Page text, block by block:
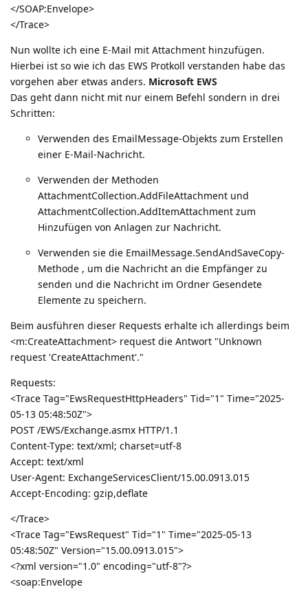
</SOAP:Envelope>
</Trace>
Nun wollte ich eine E-Mail mit Attachment hinzufügen.
Hierbei ist so wie ich das EWS Protkoll verstanden habe das
vorgehen aber etwas anders. Microsoft EWS
Das geht dann nicht mit nur einem Befehl sondern in drei
Schritten:
Verwenden des EmailMessage-Objekts zum Erstellen
einer E-Mail-Nachricht.
Verwenden der Methoden
AttachmentCollection.AddFileAttachment und
AttachmentCollection.AddItemAttachment zum
Hinzufügen von Anlagen zur Nachricht.
Verwenden sie die EmailMessage.SendAndSaveCopy-
Methode , um die Nachricht an die Empfänger zu
senden und die Nachricht im Ordner Gesendete
Elemente zu speichern.
Beim ausführen dieser Requests erhalte ich allerdings beim
<m:CreateAttachment> request die Antwort "Unknown
request 'CreateAttachment'."
Requests:
<Trace Tag="EwsRequestHttpHeaders" Tid="1" Time="2025-
05-13 05:48:50Z">
POST /EWS/Exchange.asmx HTTP/1.1
Content-Type: text/xml; charset=utf-8
Accept: text/xml
User-Agent: ExchangeServicesClient/15.00.0913.015
Accept-Encoding: gzip,deflate
</Trace>
<Trace Tag="EwsRequest" Tid="1" Time="2025-05-13
05:48:50Z" Version="15.00.0913.015">
<?xml version="1.0" encoding="utf-8"?>
<soap:Envelope